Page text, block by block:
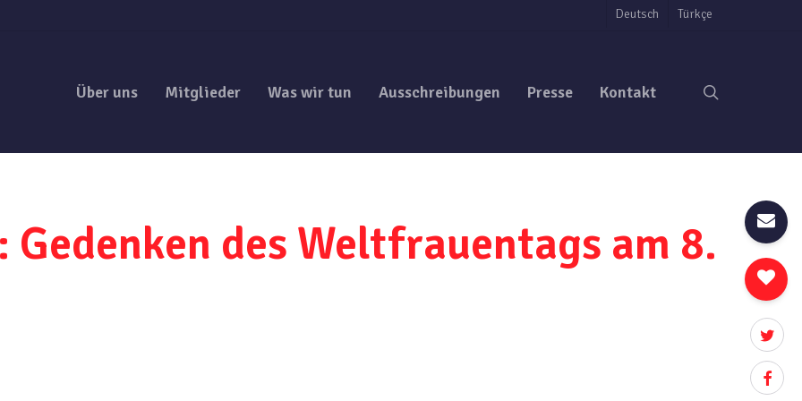
twitter
Deutsch Türkçe
Über uns Mitglieder Was wir tun Ausschreibungen Presse Kontakt
Gedenken des Weltfrauentags am 8.